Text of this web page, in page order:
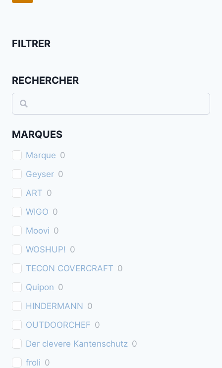
FILTRER
RECHERCHER
Rechercher
MARQUES
Marque 0
Geyser 0
ART 0
WIGO 0
Moovi 0
WOSHUP! 0
TECON COVERCRAFT 0
Quipon 0
HINDERMANN 0
OUTDOORCHEF 0
Der clevere Kantenschutz 0
froli 0